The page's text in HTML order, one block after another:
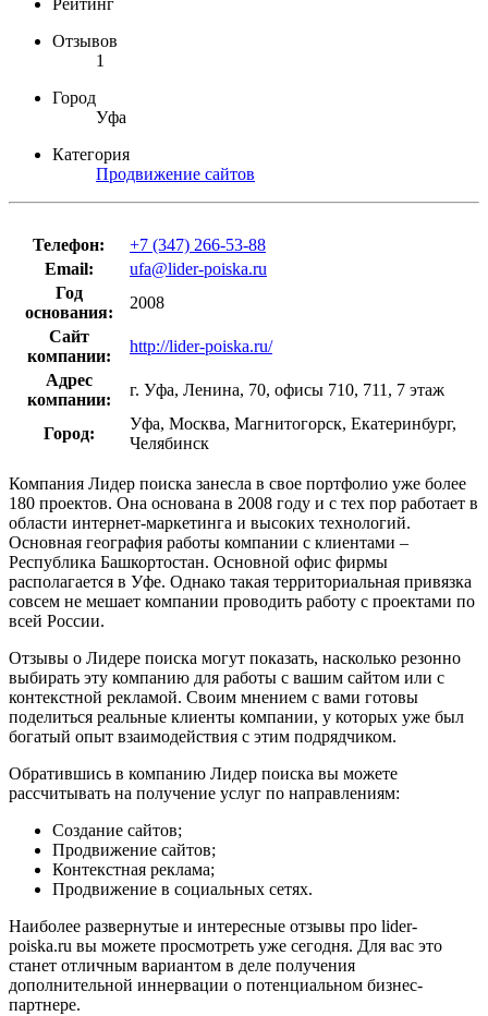
Рейтинг
Отзывов
1
Город
Уфа
Категория
Продвижение сайтов
Телефон:
+7 (347) 266-53-88
Email:
ufa@lider-poiska.ru
Год
основания:
2008
Cайт
компании:
http://lider-poiska.ru/
Адрес
компании:
г. Уфа, Ленина, 70, офисы 710, 711, 7 этаж
Город:
Уфа, Москва, Магнитогорск, Екатеринбург,
Челябинск
Компания Лидер поиска занесла в свое портфолио уже более
180 проектов. Она основана в 2008 году и с тех пор работает в
области интернет-маркетинга и высоких технологий.
Основная география работы компании с клиентами –
Республика Башкортостан. Основной офис фирмы
располагается в Уфе. Однако такая территориальная привязка
совсем не мешает компании проводить работу с проектами по
всей России.
Отзывы о Лидере поиска могут показать, насколько резонно
выбирать эту компанию для работы с вашим сайтом или с
контекстной рекламой. Своим мнением с вами готовы
поделиться реальные клиенты компании, у которых уже был
богатый опыт взаимодействия с этим подрядчиком.
Обратившись в компанию Лидер поиска вы можете
рассчитывать на получение услуг по направлениям:
Создание сайтов;
Продвижение сайтов;
Контекстная реклама;
Продвижение в социальных сетях.
Наиболее развернутые и интересные отзывы про lider-
poiska.ru вы можете просмотреть уже сегодня. Для вас это
станет отличным вариантом в деле получения
дополнительной иннервации о потенциальном бизнес-
партнере.